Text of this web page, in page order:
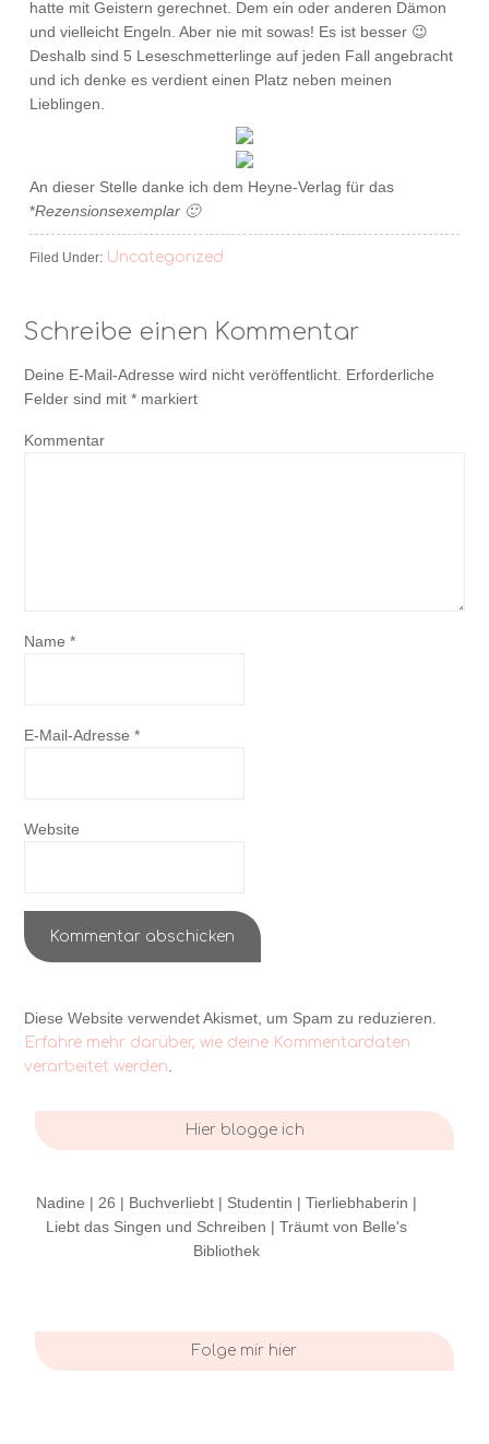
hatte mit Geistern gerechnet. Dem ein oder anderen Dämon
und vielleicht Engeln. Aber nie mit sowas! Es ist besser 😉
Deshalb sind 5 Leseschmetterlinge auf jeden Fall angebracht
und ich denke es verdient einen Platz neben meinen
Lieblingen.
An dieser Stelle danke ich dem Heyne-Verlag für das
*Rezensionsexemplar 🙂
Filed Under: Uncategorized
Schreibe einen Kommentar
Deine E-Mail-Adresse wird nicht veröffentlicht. Erforderliche
Felder sind mit* markiert
Kommentar
Name*
E-Mail-Adresse*
Website
Diese Website verwendet Akismet, um Spam zu reduzieren.
Erfahre mehr darüber, wie deine Kommentardaten
verarbeitet werden
Hier blogge ich
Nadine | 26 | Buchverliebt | Studentin | Tierliebhaberin |
Liebt das Singen und Schreiben | Träumt von Belle's
Bibliothek
Folge mir hier